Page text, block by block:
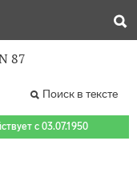
87
Поиск в тексте
с 03.07.1950